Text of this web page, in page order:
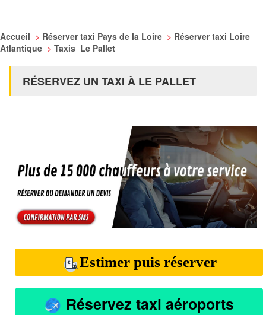
Accueil > Réserver taxi Pays de la Loire > Réserver taxi Loire
Atlantique > Taxis Le Pallet
RÉSERVEZ UN TAXI À LE PALLET
Estimer puis réserver
Réservez taxi aéroports